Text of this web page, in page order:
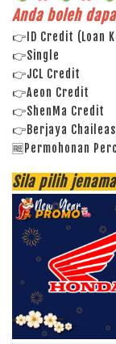
Anda boleh
👉ID Credit (Loan
👉Single
👉JCL Credit
👉Aeon Credit
👉ShenMa Credit
👉Berjaya
🆓Permohonan
Sila pilih